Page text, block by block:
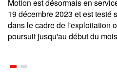
Motion est désormais en
19 décembre 2023 et est testé
dans le cadre de l'exploitation
poursuit jusqu'au début du